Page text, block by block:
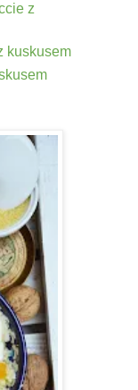
z
kuskusem